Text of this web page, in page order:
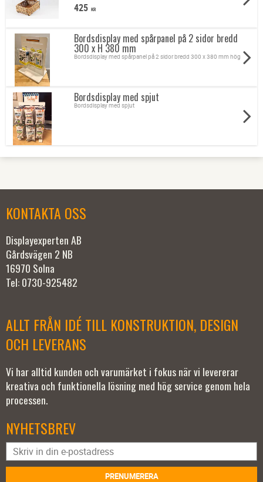
425 KR
Bordsdisplay med spårpanel på 2 sidor bredd
300 x H 380 mm
Bordsdisplay med spårpanel på 2 sidor bredd 300 x 380 mm hög
Bordsdisplay med spjut
Bordsdisplay med spjut
KONTAKTA OSS
Displayexperten AB
Gårdsvägen 2 NB
16970 Solna
Tel: 0730-925482
ALLT FRÅN IDÉ TILL KONSTRUKTION, DESIGN
OCH LEVERANS
Vi har alltid kunden och varumärket i fokus när vi levererar
kreativa och funktionella lösning med hög service genom hela
processen.
NYHETSBREV
PRENUMERERA